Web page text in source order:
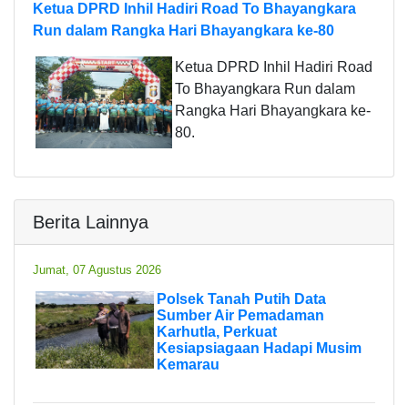
Ketua DPRD Inhil Hadiri Road To Bhayangkara
Run dalam Rangka Hari Bhayangkara ke-80
Ketua DPRD Inhil Hadiri Road
To Bhayangkara Run dalam
Rangka Hari Bhayangkara ke-
80.
Berita Lainnya
Jumat, 07 Agustus 2026
Polsek Tanah Putih Data
Sumber Air Pemadaman
Karhutla, Perkuat
Kesiapsiagaan Hadapi Musim
Kemarau